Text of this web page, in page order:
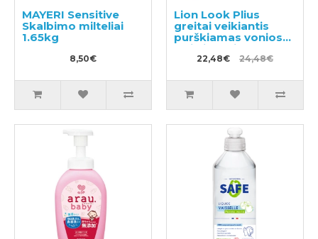
MAYERI Sensitive
Skalbimo milteliai
1.65kg
8,50€
Lion Look Plius
greitai veikiantis
purškiamas vonios
valiklis muilo kvapo
500ml + užpildas
22,48€ 24,48€